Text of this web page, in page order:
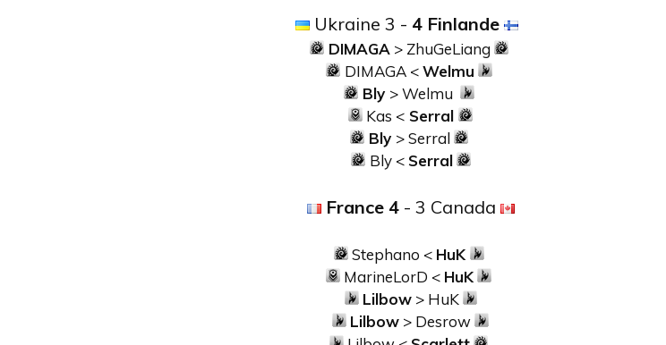
Ukraine 3 - 4 Finlande
DIMAGA > ZhuGeLiang
DIMAGA <Welmu
Bly > Welmu
Kas < Serral
Bly > Serral
Bly < Serral
France 4 - 3 Canada
Stephano < HuK
MarineLorD < HuK
Lilbow> HuK
Lilbow > Desrow